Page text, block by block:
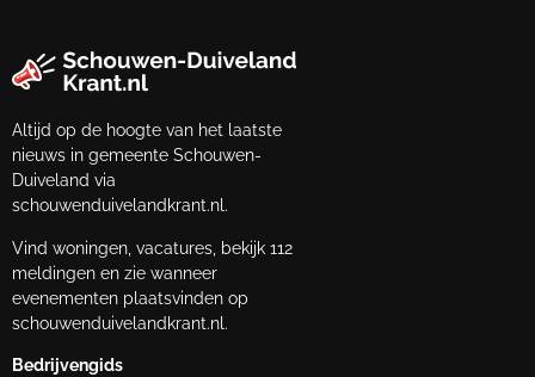
Altijd op de hoogte van het laatste
nieuws in gemeente Schouwen-
Duiveland via
schouwenduivelandkrant.nl.
Vind woningen, vacatures, bekijk 112
meldingen en zie wanneer
evenementen plaatsvinden op
schouwenduivelandkrant.nl.
Bedrijvengids